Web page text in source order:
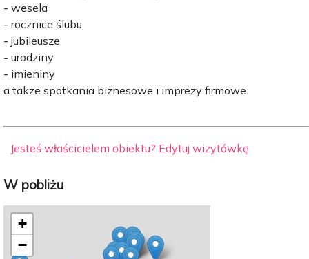
- wesela
- rocznice ślubu
- jubileusze
- urodziny
- imieniny
a także spotkania biznesowe i imprezy firmowe.
Jesteś właścicielem obiektu? Edytuj wizytówkę
W pobliżu
+
−